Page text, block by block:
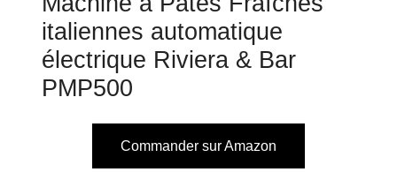
italiennes automatique
électrique Riviera & Bar
PMP500
Commander sur Amazon